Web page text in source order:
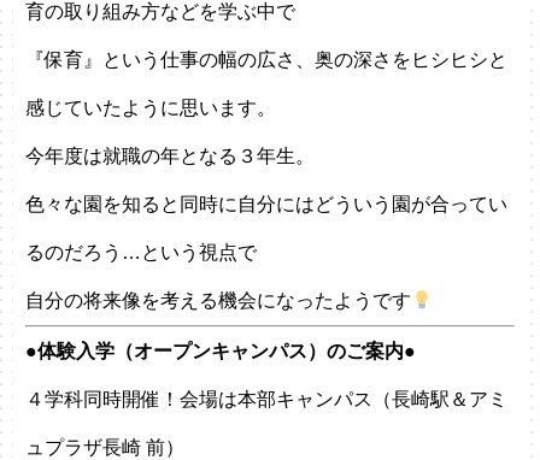
育の取り組み方などを学ぶ中で
『保育』という仕事の幅の広さ、奥の深さをヒシヒシと
感じていたように思います。
今年度は就職の年となる３年生。
色々な園を知ると同時に自分にはどういう園が合ってい
るのだろう…という視点で
自分の将来像を考える機会になったようです
●体験入学（オープンキャンパス）のご案内●
４学科同時開催！会場は本部キャンパス（長崎駅＆アミ
ュプラザ長崎 前）